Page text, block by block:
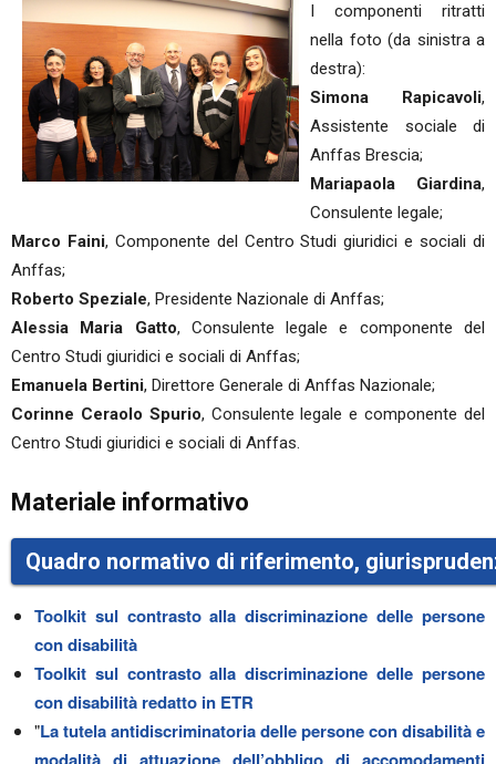
I componenti ritratti
nella foto (da sinistra a
destra):
Simona Rapicavoli,
Assistente sociale di
Anffas Brescia;
Mariapaola Giardina,
Consulente legale;
Marco Faini, Componente del Centro Studi giuridici e sociali di
Anffas;
Roberto Speziale, Presidente Nazionale di Anffas;
Alessia Maria Gatto, Consulente legale e componente del
Centro Studi giuridici e sociali di Anffas;
Emanuela Bertini, Direttore Generale di Anffas Nazionale;
Corinne Ceraolo Spurio, Consulente legale e componente del
Centro Studi giuridici e sociali di Anffas.
Materiale informativo
Quadro normativo di riferimento,
Toolkit sul contrasto alla discriminazione delle persone
con disabilità
Toolkit sul contrasto alla discriminazione delle persone
con disabilità redatto in ETR
"La tutela antidiscriminatoria delle persone con disabilità e